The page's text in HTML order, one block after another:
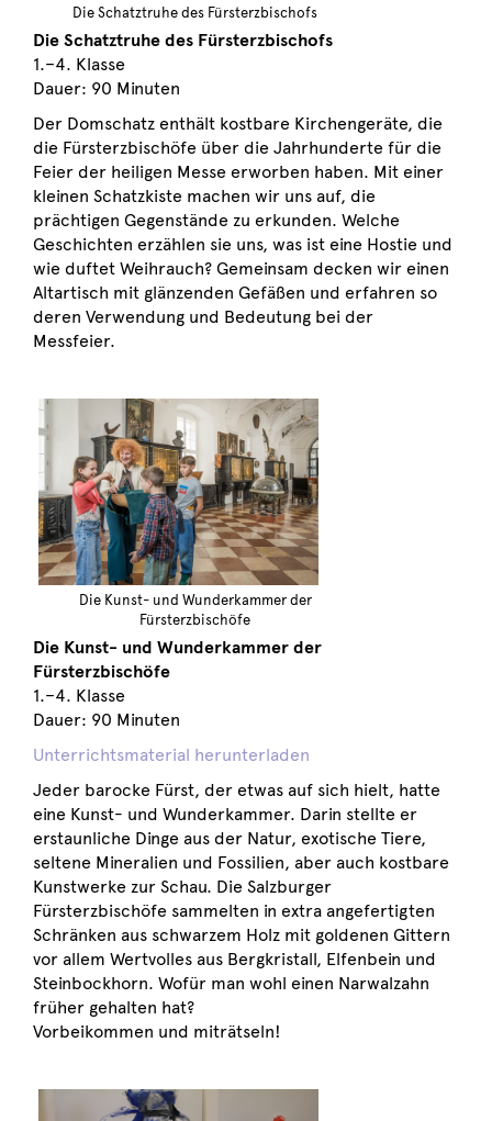
Die Schatztruhe des Fürsterzbischofs
Die Schatztruhe des Fürsterzbischofs
1.–4. Klasse
Dauer: 90 Minuten
Der Domschatz enthält kostbare Kirchengeräte, die
die Fürsterzbischöfe über die Jahrhunderte für die
Feier der heiligen Messe erworben haben. Mit einer
kleinen Schatzkiste machen wir uns auf, die
prächtigen Gegenstände zu erkunden. Welche
Geschichten erzählen sie uns, was ist eine Hostie und
wie duftet Weihrauch? Gemeinsam decken wir einen
Altartisch mit glänzenden Gefäßen und erfahren so
deren Verwendung und Bedeutung bei der
Messfeier.
Die Kunst- und Wunderkammer der
Fürsterzbischöfe
Die Kunst- und Wunderkammer der
Fürsterzbischöfe
1.–4. Klasse
Dauer: 90 Minuten
Unterrichtsmaterial herunterladen
Jeder barocke Fürst, der etwas auf sich hielt, hatte
eine Kunst- und Wunderkammer. Darin stellte er
erstaunliche Dinge aus der Natur, exotische Tiere,
seltene Mineralien und Fossilien, aber auch kostbare
Kunstwerke zur Schau. Die Salzburger
Fürsterzbischöfe sammelten in extra angefertigten
Schränken aus schwarzem Holz mit goldenen Gittern
vor allem Wertvolles aus Bergkristall, Elfenbein und
Steinbockhorn. Wofür man wohl einen Narwalzahn
früher gehalten hat?
Vorbeikommen und miträtseln!